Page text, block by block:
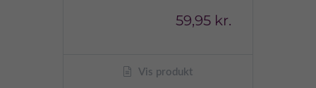
59,95 kr.
Vis produkt